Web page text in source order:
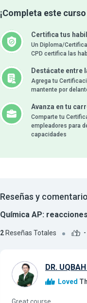
¡Completa este
Certifica tus
Un Diploma/
CPD certifica las
Destácate entre
Agrega tu
mantente por
Avanza en tu
Comparte tu
empleadores para
capacidades
Reseñas y
Química AP:
2Reseñas Totales -
DR.
Loved
Great course